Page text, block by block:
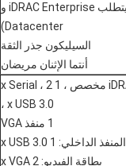
تأمين النظام (يتطلب iDRAC Enterprise و
Datacenter)
السيليكون جذر الثقة
أنتما الإثنان مريضان
المنافذ الخلفية: 1 x منفذ iDRAC مخصص ، 1 x Serial ، 2
x USB 3.0 ،
1 منفذ VGA
المنفذ الداخلي: 1 x USB 3.0
بطاقة الفيديو: 2 x VGA